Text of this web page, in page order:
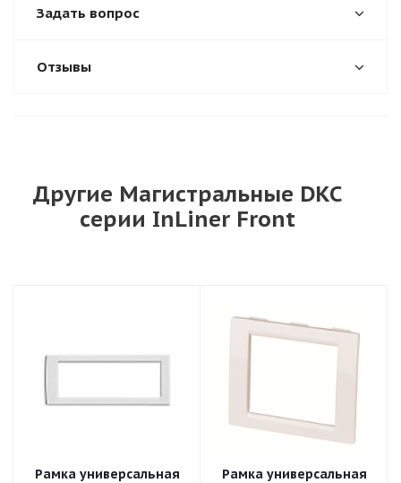
Задать вопрос
Отзывы
Другие Магистральные DKC
серии InLiner Front
Рамка универсальная
Рамка универсальная